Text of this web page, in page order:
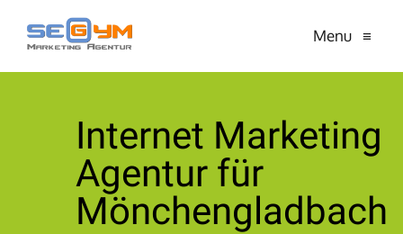
Menu ≡
Internet Marketing
Agentur für
Mönchengladbach